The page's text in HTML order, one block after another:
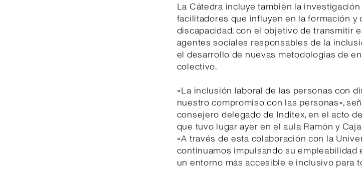
La Cátedra incluye también la
facilitadores que influyen en la formación y
discapacidad, con el objetivo de transmitir
agentes sociales responsables de la
el desarrollo de nuevas metodologías de
colectivo.
«La inclusión laboral de las personas con
nuestro compromiso con las personas»,
consejero delegado de Inditex, en el acto
que tuvo lugar ayer en el aula Ramón y
«A través de esta colaboración con la
continuamos impulsando su empleabilidad
un entorno más accesible e inclusivo para